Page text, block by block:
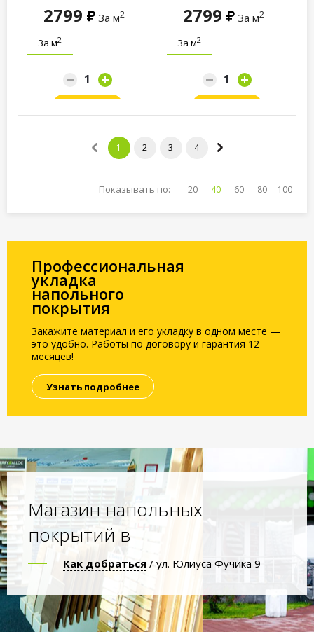
2799 За м2
За м2
2799 За м2
За м2
1 2 3 4
Показывать по: 20 40 60 80 100
Профессиональная
укладка
напольного
покрытия
Закажите материал и его укладку в одном месте —
это удобно. Работы по договору и гарантия 12
месяцев!
Узнать подробнее
Магазин напольных
покрытий в
Как добраться / ул. Юлиуса Фучика 9